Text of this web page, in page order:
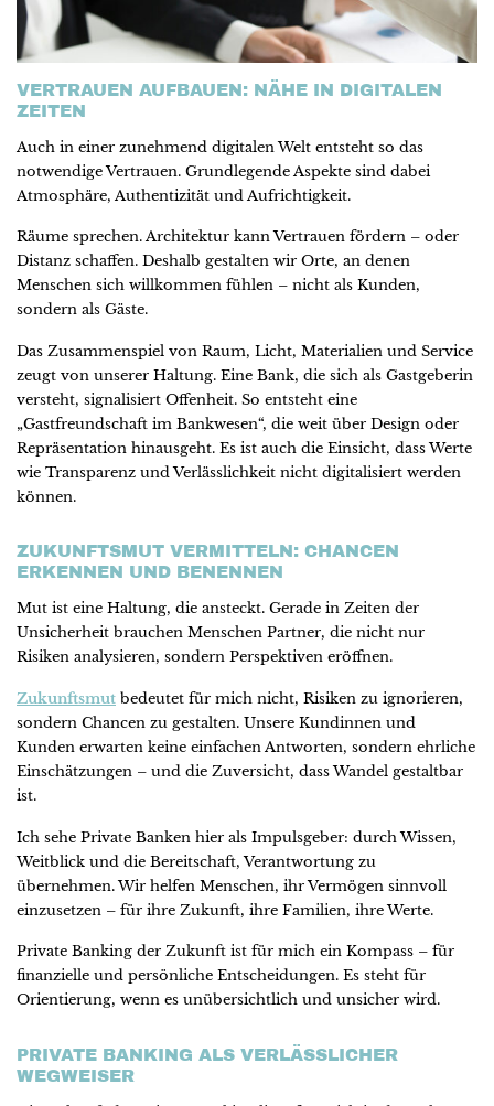
VERTRAUEN AUFBAUEN: NÄHE IN DIGITALEN
ZEITEN
Auch in einer zunehmend digitalen Welt entsteht so das
notwendige Vertrauen. Grundlegende Aspekte sind dabei
Atmosphäre, Authentizität und Aufrichtigkeit.
Räume sprechen. Architektur kann Vertrauen fördern – oder
Distanz schaffen. Deshalb gestalten wir Orte, an denen
Menschen sich willkommen fühlen – nicht als Kunden,
sondern als Gäste.
Das Zusammenspiel von Raum, Licht, Materialien und Service
zeugt von unserer Haltung. Eine Bank, die sich als Gastgeberin
versteht, signalisiert Offenheit. So entsteht eine
„Gastfreundschaft im Bankwesen“, die weit über Design oder
Repräsentation hinausgeht. Es ist auch die Einsicht, dass Werte
wie Transparenz und Verlässlichkeit nicht digitalisiert werden
können.
ZUKUNFTSMUT VERMITTELN: CHANCEN
ERKENNEN UND BENENNEN
Mut ist eine Haltung, die ansteckt. Gerade in Zeiten der
Unsicherheit brauchen Menschen Partner, die nicht nur
Risiken analysieren, sondern Perspektiven eröffnen.
Zukunftsmut bedeutet für mich nicht, Risiken zu ignorieren,
sondern Chancen zu gestalten. Unsere Kundinnen und
Kunden erwarten keine einfachen Antworten, sondern ehrliche
Einschätzungen – und die Zuversicht, dass Wandel gestaltbar
ist.
Ich sehe Private Banken hier als Impulsgeber: durch Wissen,
Weitblick und die Bereitschaft, Verantwortung zu
übernehmen. Wir helfen Menschen, ihr Vermögen sinnvoll
einzusetzen – für ihre Zukunft, ihre Familien, ihre Werte.
Private Banking der Zukunft ist für mich ein Kompass – für
finanzielle und persönliche Entscheidungen. Es steht für
Orientierung, wenn es unübersichtlich und unsicher wird.
PRIVATE BANKING ALS VERLÄSSLICHER
WEGWEISER